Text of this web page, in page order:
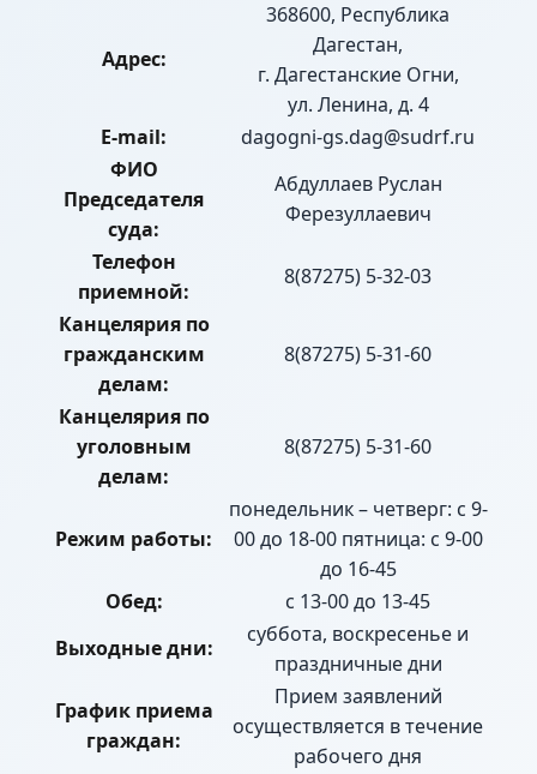
Адрес:
368600, Республика
Дагестан,
г. Дагестанские Огни,
ул. Ленина, д. 4
E-mail:
dagogni-gs.dag@sudrf.ru
ФИО
Председателя
суда:
Абдуллаев Руслан
Ферезуллаевич
Телефон
приемной:
8(87275) 5-32-03
Канцелярия по
гражданским
делам:
8(87275) 5-31-60
Канцелярия по
уголовным
делам:
8(87275) 5-31-60
Режим работы:
понедельник – четверг: с 9-
00 до 18-00 пятница: с 9-00
до 16-45
Обед:
с 13-00 до 13-45
Выходные дни:
суббота, воскресенье и
праздничные дни
График приема
граждан:
Прием заявлений
осуществляется в течение
рабочего дня